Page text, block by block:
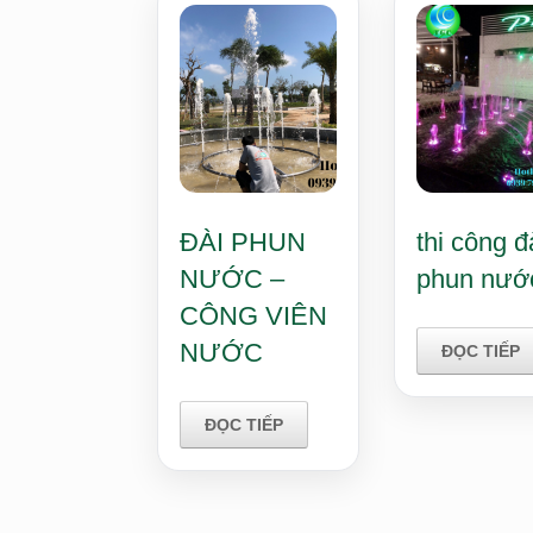
ĐÀI PHUN
NƯỚC –
CÔNG VIÊN
NƯỚC
ĐỌC TIẾP
thi công
phun
ĐỌC TIẾP